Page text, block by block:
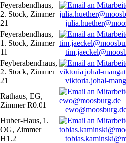
Feyerabendhaus,
2. Stock, Zimmer
21
Feyerabendhaus,
1. Stock, Zimmer
11
Feyberabendhaus,
2. Stock, Zimmer
21
viktoria.johal-
Rathaus, EG,
Zimmer R0.01
ewo@moosburg.de
Huber-Haus, 1.
OG, Zimmer
H1.2